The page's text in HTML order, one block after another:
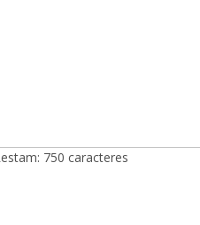
750 caracteres